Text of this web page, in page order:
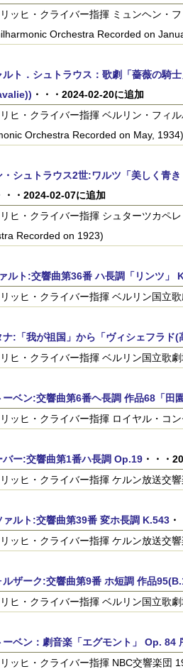
ッヒ・クライバー指揮 ミュンヘン・
Orchestra Recorded on
ルト．シュトラウス：歌劇「薔薇の
・・・2024-02-20に追加
ヒ・クライバー指揮 ベルリン・フィ
Orchestra Recorded on May, 1934)
・シュトラウス2世:ワルツ「美しく
・・2024-02-07に追加
ヒ・クライバー指揮 シュターツカペ
Recorded on 1923)
ルト:交響曲第36番 ハ長調「リンツ」
ッヒ・クライバー指揮 ベルリン国立
ナ:「我が祖国」から「ヴィシェフラド(
ヒ・クライバー指揮 ベルリン国立歌
ーベン:交響曲第6番ヘ長調 作品68「田園
ッヒ・クライバー指揮 ロイヤル・コ
バー:交響曲第1番ハ長調 Op.19・・・
ッヒ・クライバー指揮 ケルン放送交
ァルト:交響曲第39番 変ホ長調 K.543・
ッヒ・クライバー指揮 ケルン放送交
ルザーク:交響曲第9番 ホ短調 作品
ヒ・クライバー指揮 ベルリン国立歌
ーベン：劇音楽「エグモント」 Op. 84
ッヒ・クライバー指揮 NBC交響楽団